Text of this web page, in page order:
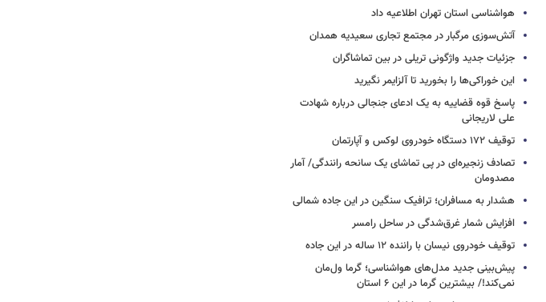
هواشناسی استان تهران اطلاعیه داد
آتش‌سوزی مرگبار در مجتمع تجاری سعیدیه همدان
جزئیات جدید واژگونی تریلی در بین تماشاگران
این خوراکی‌ها را بخورید تا آلزایمر نگیرید
پاسخ قوه قضاییه به یک ادعای جنجالی درباره شهادت
علی لاریجانی
توقیف ۱۷۲ دستگاه خودروی لوکس و آپارتمان
تصادف زنجیره‌ای در پی تماشای یک سانحه رانندگی/ آمار
مصدومان
هشدار به مسافران؛ ترافیک سنگین در این جاده شمالی
افزایش شمار غرق‌شدگی در ساحل رامسر
توقیف خودروی نیسان با راننده ۱۲ ساله در این جاده
پیش‌بینی جدید مدل‌های هواشناسی؛ گرما ول‌مان
نمی‌کند!/ بیشترین گرما در این ۶ استان